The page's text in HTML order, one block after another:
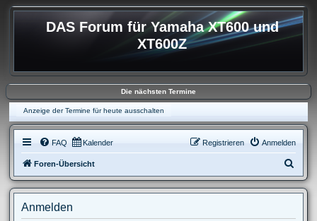
DAS Forum für Yamaha XT600 und
XT600Z
Die nächsten Termine
Anzeige der Termine für heute ausschalten
FAQ Kalender Anmelden
Registrieren
Foren-Übersicht
u
Anmelden